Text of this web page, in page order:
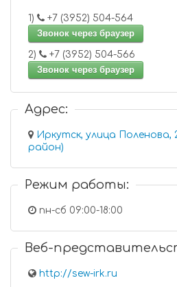
1)
+7 (3952) 504-564
Звонок через браузер
2)
+7 (3952) 504-566
Звонок через браузер
Адрес:
Иркутск, улица Поленова,
район)
Режим работы:
пн-сб 09:00-18:00
Веб-
http://sew-irk.ru